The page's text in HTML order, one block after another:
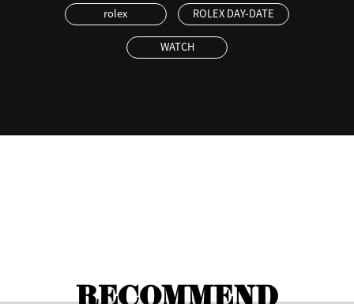
rolex ROLEX DAY-DATE
WATCH
RECOMMEND